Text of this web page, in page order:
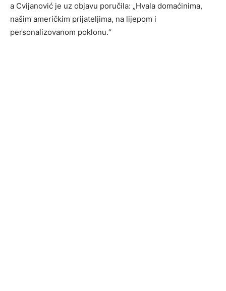
a Cvijanović je uz objavu poručila: „Hvala domaćinima,
našim američkim prijateljima, na lijepom i
personalizovanom poklonu.“